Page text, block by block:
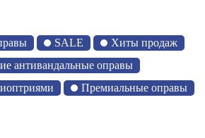
SALE
Хиты продаж
антивандальные оправы
Премиальные оправы